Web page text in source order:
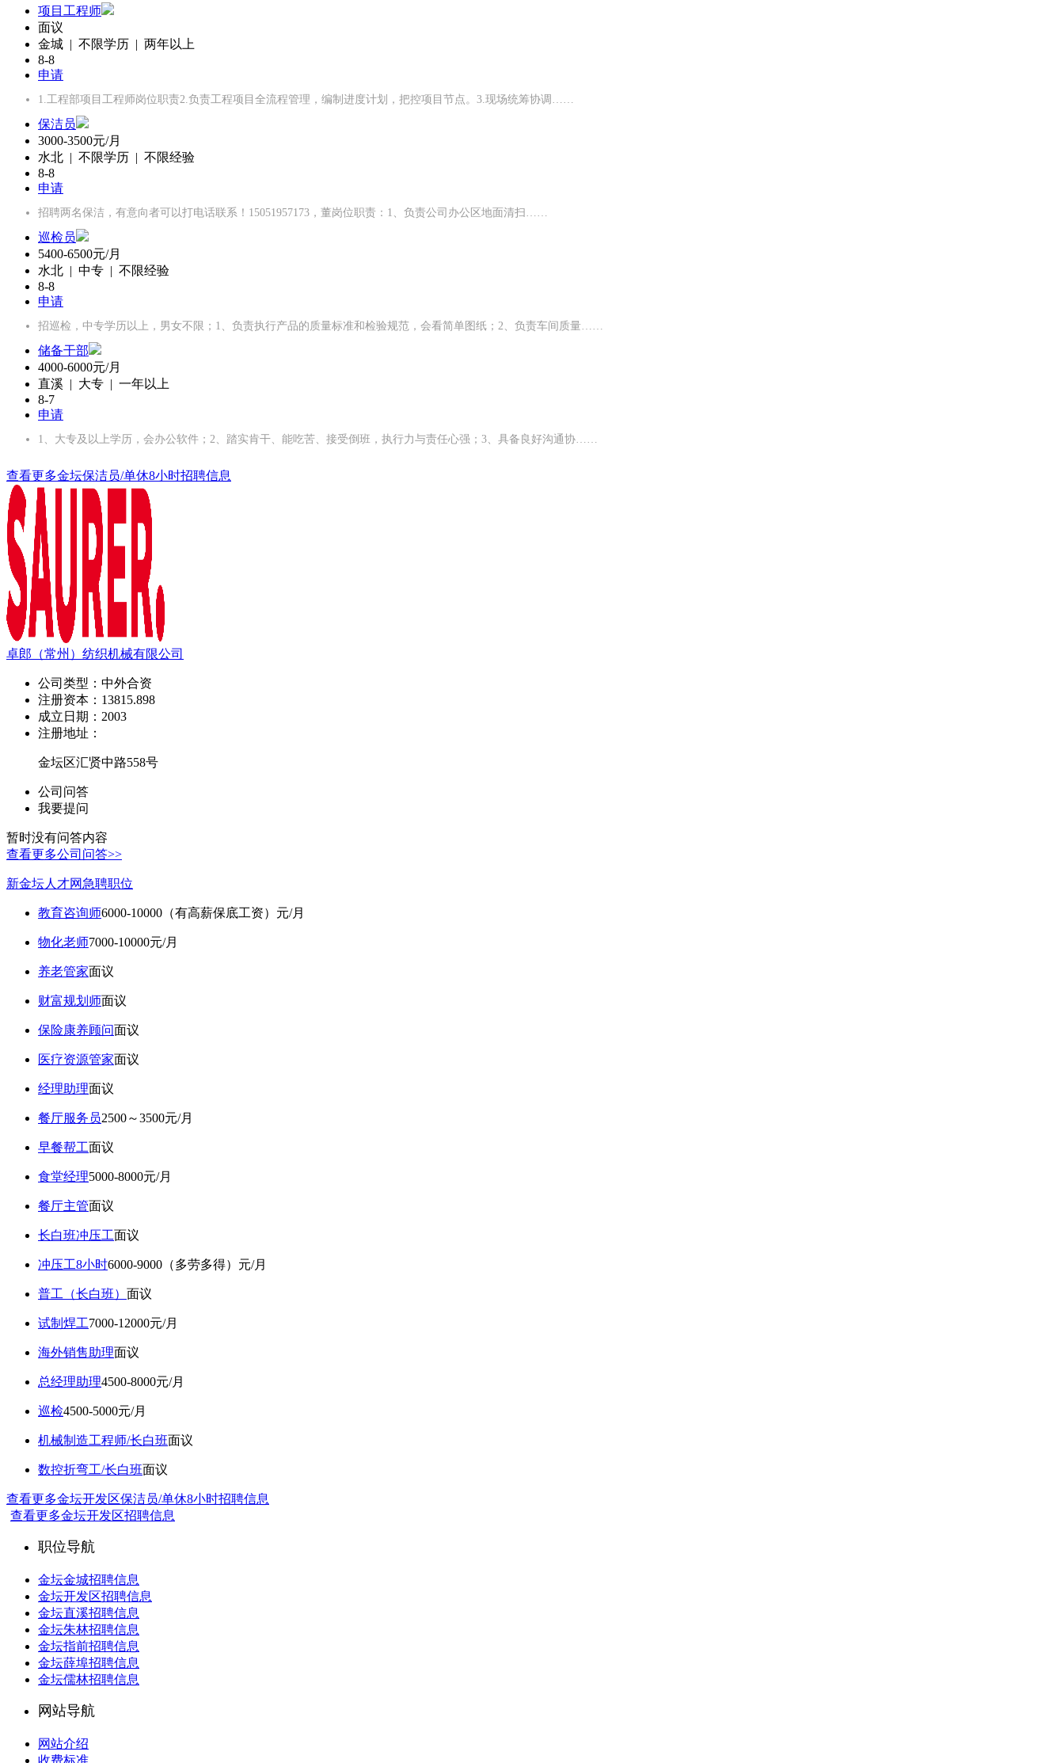
项目工程师
面议
金城 | 不限学历 | 两年以上
8-8
申请
1.工程部项目工程师岗位职责2.负责工程项目全流程管理，编制进度计划，把控项目节点。3.现场统筹协调……
保洁员
3000-3500元/月
水北 | 不限学历 | 不限经验
8-8
申请
招聘两名保洁，有意向者可以打电话联系！15051957173，董岗位职责：1、负责公司办公区地面清扫……
巡检员
5400-6500元/月
水北 | 中专 | 不限经验
8-8
申请
招巡检，中专学历以上，男女不限；1、负责执行产品的质量标准和检验规范，会看简单图纸；2、负责车间质量……
储备干部
4000-6000元/月
直溪 | 大专 | 一年以上
8-7
申请
1、大专及以上学历，会办公软件；2、踏实肯干、能吃苦、接受倒班，执行力与责任心强；3、具备良好沟通协……
查看更多金坛保洁员/单休8小时招聘信息
卓郎（常州）纺织机械有限公司
公司类型： 中外合资
注册资本： 13815.898
成立日期： 2003
注册地址：
金坛区汇贤中路558号
公司问答
我要提问
暂时没有问答内容
查看更多公司问答>>
新金坛人才网急聘职位
教育咨询师6000-10000（有高薪保底工资）元/月
物化老师7000-10000元/月
养老管家面议
财富规划师面议
保险康养顾问面议
医疗资源管家面议
经理助理面议
餐厅服务员2500～3500元/月
早餐帮工面议
食堂经理5000-8000元/月
餐厅主管面议
长白班冲压工面议
冲压工8小时6000-9000（多劳多得）元/月
普工（长白班） 面议
试制焊工7000-12000元/月
海外销售助理面议
总经理助理4500-8000元/月
巡检4500-5000元/月
机械制造工程师/长白班面议
数控折弯工/长白班面议
查看更多金坛开发区保洁员/单休8小时招聘信息
查看更多金坛开发区招聘信息
职位导航
金坛金城招聘信息
金坛开发区招聘信息
金坛直溪招聘信息
金坛朱林招聘信息
金坛指前招聘信息
金坛薛埠招聘信息
金坛儒林招聘信息
网站导航
网站介绍
收费标准